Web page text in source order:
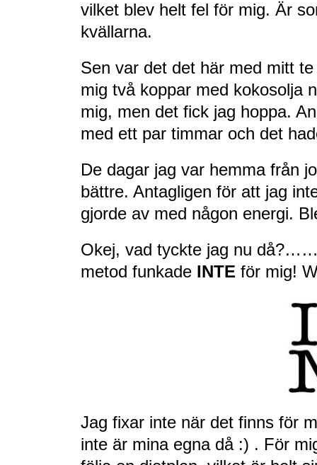
vilket blev helt fel för mig. Är
kvällarna.
Sen var det det här med mitt
mig två koppar med kokosolja
mig, men det fick jag hoppa.
med ett par timmar och det
De dagar jag var hemma från
bättre. Antagligen för att jag
gjorde av med någon energi.
Okej, vad tyckte jag nu
metod funkade INTE för mig!
Jag fixar inte när det finns för
inte är mina egna då :) . För